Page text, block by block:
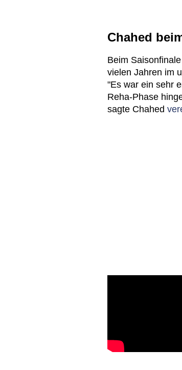
Chahed
Beim
vielen Jahren im
"Es war ein sehr
Reha-Phase
sagte Chahed